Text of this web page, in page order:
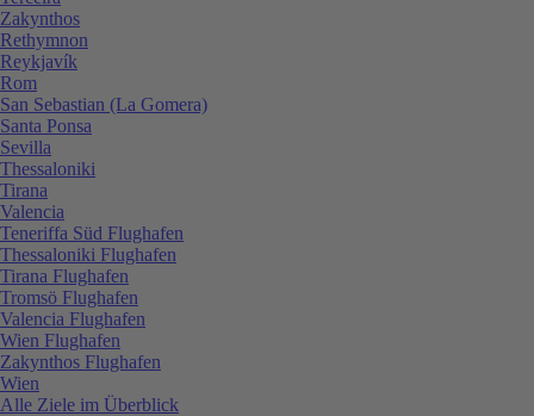
Zakynthos
Rethymnon
Reykjavík
Rom
San Sebastian (La Gomera)
Santa Ponsa
Sevilla
Thessaloniki
Tirana
Valencia
Teneriffa Süd Flughafen
Thessaloniki Flughafen
Tirana Flughafen
Tromsö Flughafen
Valencia Flughafen
Wien Flughafen
Zakynthos Flughafen
Wien
Alle Ziele im Überblick